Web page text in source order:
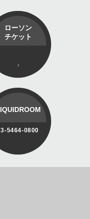
ローソン
チケット
5464-0800